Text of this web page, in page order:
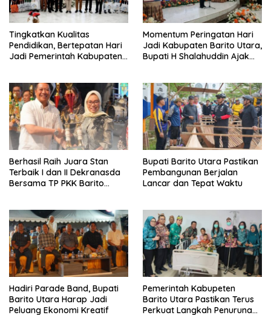
Tingkatkan Kualitas
Pendidikan, Bertepatan Hari
Jadi Pemerintah Kabupaten
Momentum Peringatan Hari
Jadi Kabupaten Barito Utara,
Bupati H Shalahuddin Ajak
Daerah
Berhasil Raih Juara Stan
Terbaik I dan II Dekranasda
Bersama TP PKK Barito
Bupati Barito Utara Pastikan
Pembangunan Berjalan
Lancar dan Tepat Waktu
Hadiri Parade Band, Bupati
Barito Utara Harap Jadi
Peluang Ekonomi Kreatif
Pemerintah Kabupeten
Barito Utara Pastikan Terus
Perkuat Langkah Penurunan